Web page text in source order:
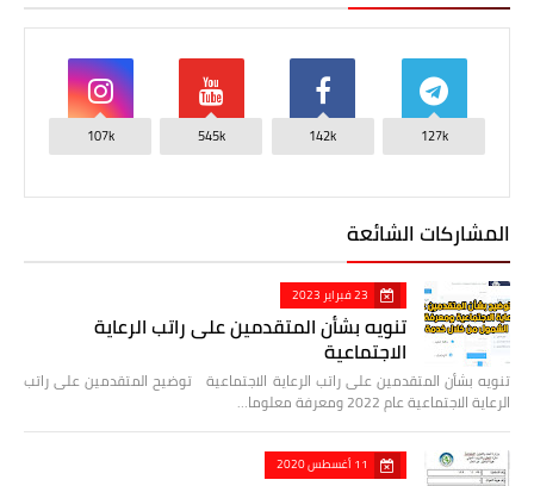
127k
142k
545k
107k
المشاركات الشائعة
23 فبراير 2023
تنويه بشأن المتقدمين على راتب الرعاية
الاجتماعية
تنويه بشأن المتقدمين على راتب الرعاية الاجتماعية توضيح المتقدمين على راتب
الرعاية الاجتماعية عام 2022 ومعرفة معلوما…
11 أغسطس 2020